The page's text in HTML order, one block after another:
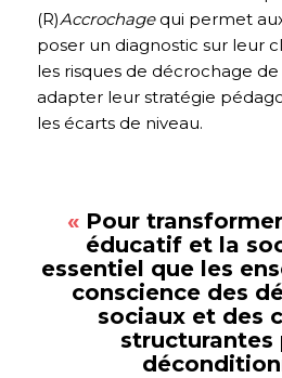
(R)Accrochage qui permet
poser un diagnostic sur leur
les risques de décrochage
adapter leur stratégie
les écarts de niveau.
« Pour
éducatif et la
essentiel que les
conscience des
sociaux et des
structurantes